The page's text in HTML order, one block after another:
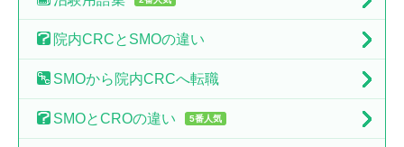
院内CRCと SMOの違い
SMOから 院内CRCへ転職
SMOとCROの違い 5番人気